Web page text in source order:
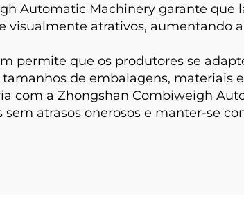
Automatic Machinery garante que
atrativos, aumentando
permite que os produtores se
de embalagens, materiais
com a Zhongshan Combiweigh
atrasos onerosos e manter-se